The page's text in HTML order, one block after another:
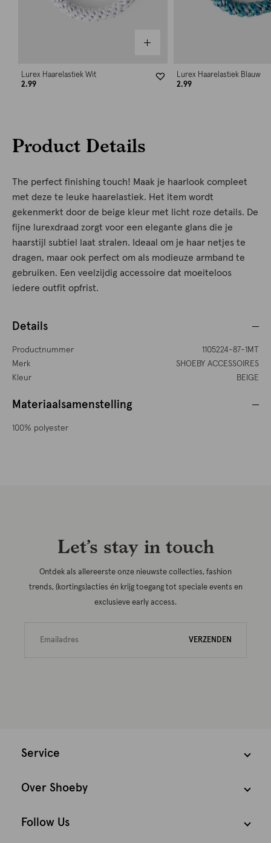
Lurex Haarelastiek Wit
2.99
Lurex Haarelastiek Blauw
2.99
Product Details
The perfect finishing touch! Maak je haarlook compleet
met deze te leuke haarelastiek. Het item wordt
gekenmerkt door de beige kleur met licht roze details. De
fijne lurexdraad zorgt voor een elegante glans die je
haarstijl subtiel laat stralen. Ideaal om je haar netjes te
dragen, maar ook perfect om als modieuze armband te
gebruiken. Een veelzijdig accessoire dat moeiteloos
iedere outfit opfrist.
Details
Productnummer
1105224-87-1MT
Merk
SHOEBY ACCESSOIRES
Kleur
BEIGE
Materiaalsamenstelling
100% polyester
Let’s stay in touch
Ontdek als allereerste onze nieuwste collecties, fashion
trends, (kortings)acties én krijg toegang tot speciale events en
exclusieve early access.
VERZENDEN
Service
Over Shoeby
Follow Us